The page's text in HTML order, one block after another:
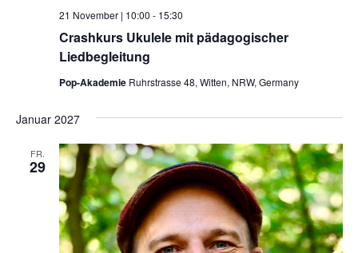
Crashkurs Ukulele mit pädagogischer
Liedbegleitung
21 November | 10:00 - 15:30
Pop-Akademie Ruhrstrasse 48, Witten, NRW, Germany
Januar 2027
FR.
29